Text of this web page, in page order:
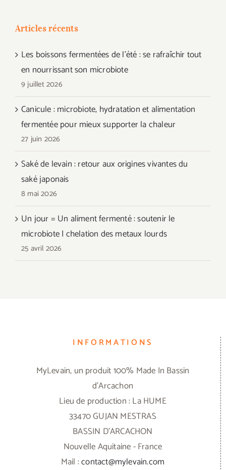
Articles récents
Les boissons fermentées de l’été : se rafraîchir tout
en nourrissant son microbiote
9 juillet 2026
Canicule : microbiote, hydratation et alimentation
fermentée pour mieux supporter la chaleur
27 juin 2026
Saké de levain : retour aux origines vivantes du
saké japonais
8 mai 2026
Un jour = Un aliment fermenté : soutenir le
microbiote | chelation des metaux lourds
25 avril 2026
INFORMATIONS
MyLevain, un produit 100% Made In Bassin
d'Arcachon
Lieu de production : La HUME
33470 GUJAN MESTRAS
BASSIN D'ARCACHON
Nouvelle Aquitaine - France
Mail :contact@mylevain.com